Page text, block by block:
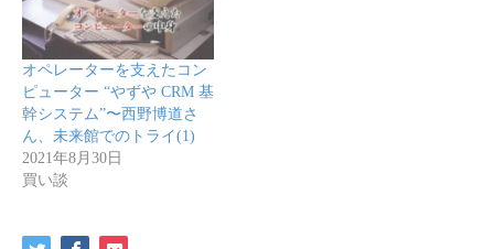
オペレーターを支えたコン
ピューター “やずや CRM 基
幹システム”〜西野博道さ
ん、未来館でのトライ(1)
2021年8月30日
買い談